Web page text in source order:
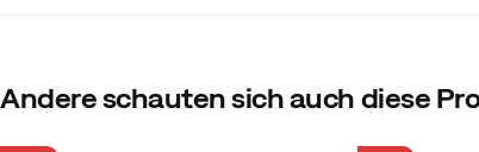
Andere schauten sich auch diese